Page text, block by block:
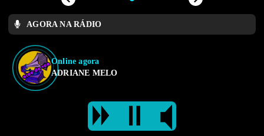
AGORA NA RÁDIO
Online agora
ADRIANE MELO